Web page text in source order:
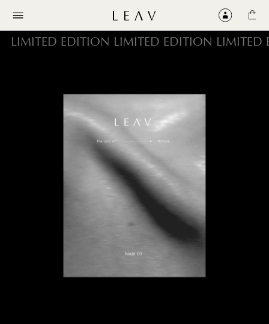
LIMITED EDITION LIMITED EDITION